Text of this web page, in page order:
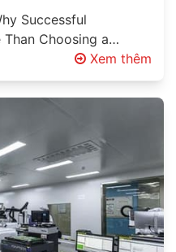
Successful
Choosing a
(AGVs),Xem thêm